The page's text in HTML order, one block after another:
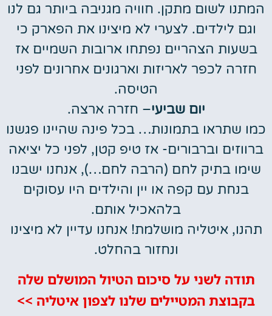
המתנו לשום מתקן. חוויה מגניבה ביותר גם לנו
וגם לילדים. לצערי לא מיצינו את הפארק כי
בשעות הצהריים נפתחו ארובות השמיים אז
חזרה לכפר לאריזות וארגונים אחרונים לפני
הטיסה.
יום שביעי– חזרה ארצה.
כמו שתראו בתמונות… בכל פינה שהיינו פגשנו
ברווזים וברבורים- אז טיפ קטן, לפני כל יציאה
שימו בתיק לחם (הרבה לחם…), אנחנו ישבנו
בנחת עם קפה או יין והילדים היו עסוקים
בלהאכיל אותם.
תהנו, איטליה מושלמת! אנחנו עדיין לא מיצינו
ונחזור בהחלט.
תודה לשני על סיכום הטיול המושלם שלה
בקבוצת המטיילים שלנו לצפון איטליה >>